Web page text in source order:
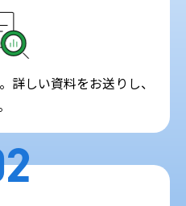
詳しい資料をお送りし、